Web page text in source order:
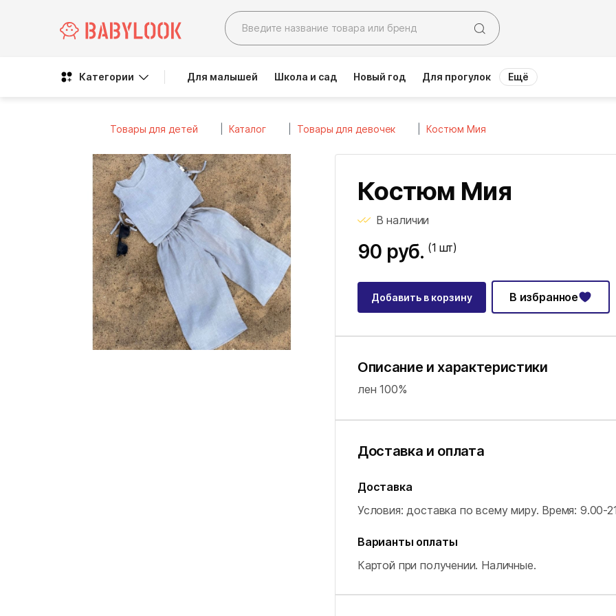
Категории Для малышей Школа и сад Новый год Для прогулок Ещё
Товары для детей Каталог Товары для девочек Костюм Мия
Костюм Мия
В наличии
90 руб. (1 шт)
Добавить в корзину В избранное
Описание и характеристики
лен 100%
Доставка и оплата
Доставка
Условия: доставка по всему миру. Время: 9.00-
Варианты оплаты
Картой при получении. Наличные.